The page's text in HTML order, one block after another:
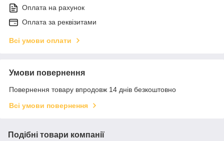
Оплата на рахунок
Оплата за реквізитами
Всі умови оплати
Умови повернення
Повернення товару впродовж 14 днів безкоштовно
Всі умови повернення
Подібні товари компанії